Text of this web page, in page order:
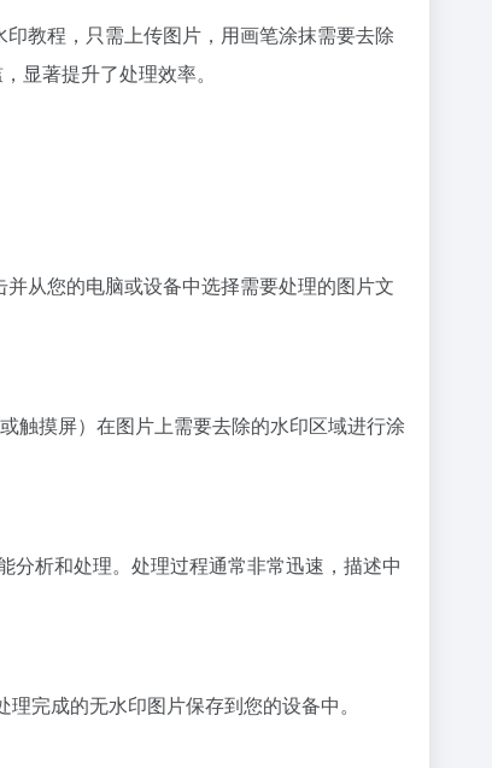
教程，只需上传图片，用画笔涂抹需要去除
显著提升了处理效率。
从您的电脑或设备中选择需要处理的图片文
触摸屏）在图片上需要去除的水印区域进行涂
分析和处理。处理过程通常非常迅速，描述中
完成的无水印图片保存到您的设备中。